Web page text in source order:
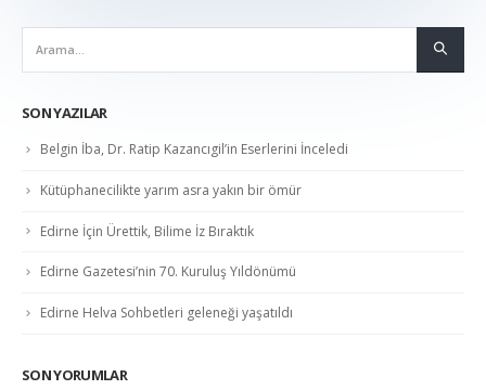
SON YAZILAR
Belgin İba, Dr. Ratip Kazancıgil’in Eserlerini İnceledi
Kütüphanecilikte yarım asra yakın bir ömür
Edirne İçin Ürettik, Bilime İz Bıraktık
Edirne Gazetesi’nin 70. Kuruluş Yıldönümü
Edirne Helva Sohbetleri geleneği yaşatıldı
SON YORUMLAR